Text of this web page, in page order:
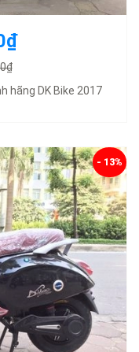
hãng DK Bike 2017
- 13%